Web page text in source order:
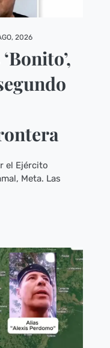
2026
el Ejército
Meta. Las